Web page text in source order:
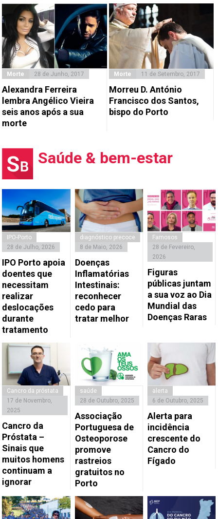
Morte 28 de Junho, 2017
Alexandra Ferreira
lembra Angélico Vieira
seis anos após a sua
morte
Morte 11 de Setembro, 2017
Morreu D. António
Francisco dos Santos,
bispo do Porto
Saúde & bem-estar
IPO-Porto
28 de Julho, 2026
IPO Porto apoia
doentes que
necessitam
realizar
deslocações
durante
tratamento
diagnóstico precoce
8 de Maio, 2026
Doenças
Inflamatórias
Intestinais:
reconhecer
cedo para
tratar melhor
Famosos
28 de Fevereiro,
2026
Figuras
públicas juntam
a sua voz ao Dia
Mundial das
Doenças Raras
Cancro da próstata
17 de Novembro,
2025
Cancro da
Próstata –
Sinais que
muitos homens
continuam a
ignorar
saúde
28 de Outubro, 2025
Associação
Portuguesa de
Osteoporose
promove
rastreios
gratuitos no
Porto
alerta
6 de Outubro, 2025
Alerta para
incidência
crescente do
Cancro do
Fígado